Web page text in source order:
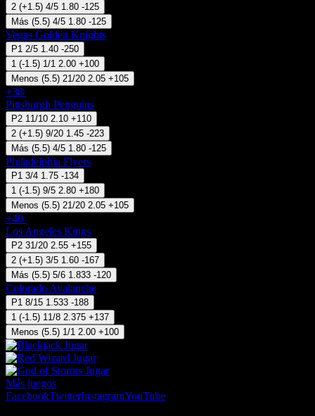
2 (+1.5) 4/5 1.80 -125
Más (5.5) 4/5 1.80 -125
Vegas Golden Knights
P1 2/5 1.40 -250
1 (-1.5) 1/1 2.00 +100
Menos (5.5) 21/20 2.05 +105
+38
Pittsburgh Penguins
P2 11/10 2.10 +110
2 (+1.5) 9/20 1.45 -223
Más (5.5) 4/5 1.80 -125
Philadelphia Flyers
P1 3/4 1.75 -134
1 (-1.5) 9/5 2.80 +180
Menos (5.5) 21/20 2.05 +105
+40
Los Angeles Kings
P2 31/20 2.55 +155
2 (+1.5) 3/5 1.60 -167
Más (5.5) 5/6 1.833 -120
Colorado Avalanche
P1 8/15 1.533 -188
1 (-1.5) 11/8 2.375 +137
Menos (5.5) 1/1 2.00 +100
Jugar
Jugar
Jugar
Más juegos
FacebookTwitterInstagramYouTube